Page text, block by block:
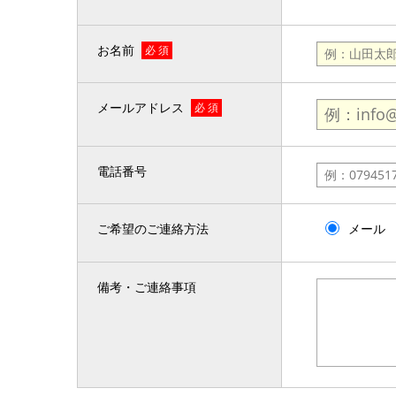
お名前 必 須
メールアドレス 必 須
電話番号
ご希望のご連絡方法 メール
備考・ご連絡事項